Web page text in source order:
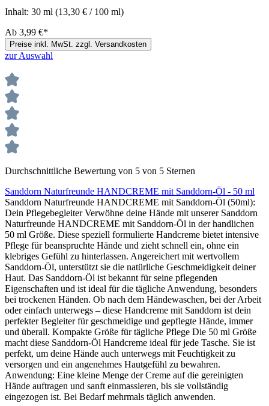
Inhalt: 30 ml (13,30 € / 100 ml)
Ab 3,99 €*
Preise inkl. MwSt. zzgl. Versandkosten
zur Auswahl
Durchschnittliche Bewertung von 5 von 5 Sternen
Sanddorn Naturfreunde HANDCREME mit Sanddorn-Öl - 50 ml
Sanddorn Naturfreunde HANDCREME mit Sanddorn-Öl (50ml):
Dein Pflegebegleiter Verwöhne deine Hände mit unserer Sanddorn
Naturfreunde HANDCREME mit Sanddorn-Öl in der handlichen
50 ml Größe. Diese speziell formulierte Handcreme bietet intensive
Pflege für beanspruchte Hände und zieht schnell ein, ohne ein
klebriges Gefühl zu hinterlassen. Angereichert mit wertvollem
Sanddorn-Öl, unterstützt sie die natürliche Geschmeidigkeit deiner
Haut. Das Sanddorn-Öl ist bekannt für seine pflegenden
Eigenschaften und ist ideal für die tägliche Anwendung, besonders
bei trockenen Händen. Ob nach dem Händewaschen, bei der Arbeit
oder einfach unterwegs – diese Handcreme mit Sanddorn ist dein
perfekter Begleiter für geschmeidige und gepflegte Hände, immer
und überall. Kompakte Größe für tägliche Pflege Die 50 ml Größe
macht diese Sanddorn-Öl Handcreme ideal für jede Tasche. Sie ist
perfekt, um deine Hände auch unterwegs mit Feuchtigkeit zu
versorgen und ein angenehmes Hautgefühl zu bewahren.
Anwendung: Eine kleine Menge der Creme auf die gereinigten
Hände auftragen und sanft einmassieren, bis sie vollständig
eingezogen ist. Bei Bedarf mehrmals täglich anwenden.